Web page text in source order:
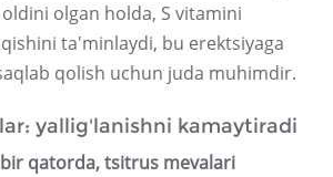
olgan holda, S vitamini
ta'minlaydi, bu erektsiyaga
qolish uchun juda muhimdir.
yallig'lanishni kamaytiradi
qatorda, tsitrus mevalari